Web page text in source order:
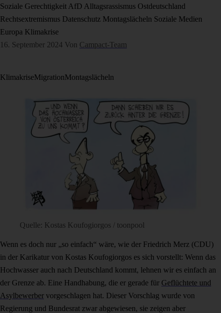
Soziale Gerechtigkeit AfD Alltagsrassismus Ostdeutschland
Rechtsextremismus Datenschutz Montagslächeln Soziale Medien
Europa Klimakrise
16. September 2024 Von Campact-Team
KlimakriseMigrationMontagslächeln
Quelle: Kostas Koufogiorgos / toonpool
Wenn es doch nur „so einfach“ wäre, wie der Friedrich Merz (CDU)
in der Karikatur von Kostas Koufogiorgos es sich vorstellt: Wenn das
Hochwasser auch nach Deutschland kommt, lehnen wir es einfach an
der Grenze ab. Eine Handhabung, die er gerade für Geflüchtete und
Asylbewerber vorgeschlagen hat. Dieser Vorschlag wurde von
Regierung und Bundesrat zwar abgewiesen, sie zeigen aber